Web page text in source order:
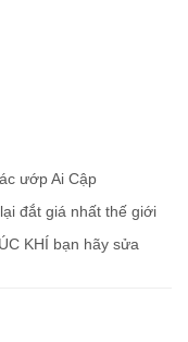
ướp Ai Cập
đắt giá nhất thế giới
KHÍ bạn hãy sửa